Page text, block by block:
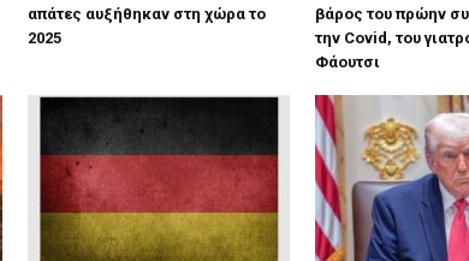
απάτες αυξήθηκαν στη χώρα το
2025
βάρος του πρώην
την Covid, του
Φάουτσι